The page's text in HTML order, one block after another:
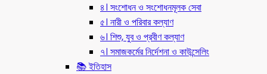
৪। সংশোধন ও সংশোধনমূলক সেবা
৫। নারী ও পরিবার কল্যাণ
৬। শিশু, যুব ও প্রবীণ কল্যাণ
৭। সমাজকর্মের নির্দেশনা ও কাউন্সেলিং
📚 ইতিহাস